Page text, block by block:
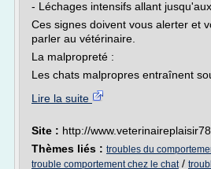
- Léchages intensifs allant
Ces signes doivent vous alerter et
parler au vétérinaire.
La malpropreté :
Les chats malpropres entraînent
Lire la suite
Site : http://
Thèmes liés : troubles du
trouble comportement chez le chat/